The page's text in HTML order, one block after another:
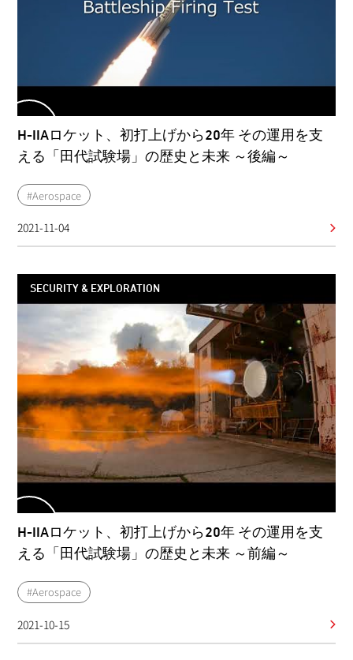
H-IIAロケット、初打上げから20年 その運用を支
える「田代試験場」の歴史と未来 ～後編～
#Aerospace
2021-11-04
SECURITY & EXPLORATION
H-IIAロケット、初打上げから20年 その運用を支
える「田代試験場」の歴史と未来 ～前編～
#Aerospace
2021-10-15